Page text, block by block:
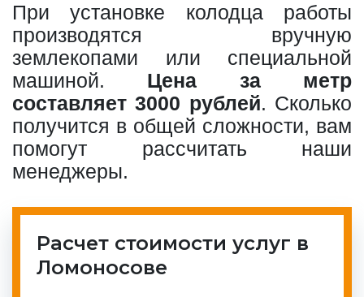
При установке колодца работы
производятся вручную
землекопами или специальной
машиной. Цена за метр
составляет 3000 рублей. Сколько
получится в общей сложности, вам
помогут рассчитать наши
менеджеры.
Расчет стоимости услуг в
Ломоносове